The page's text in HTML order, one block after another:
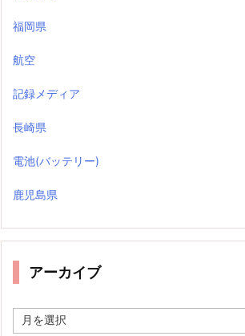
福岡県
航空
記録メディア
長崎県
電池(バッテリー)
鹿児島県
アーカイブ
ー